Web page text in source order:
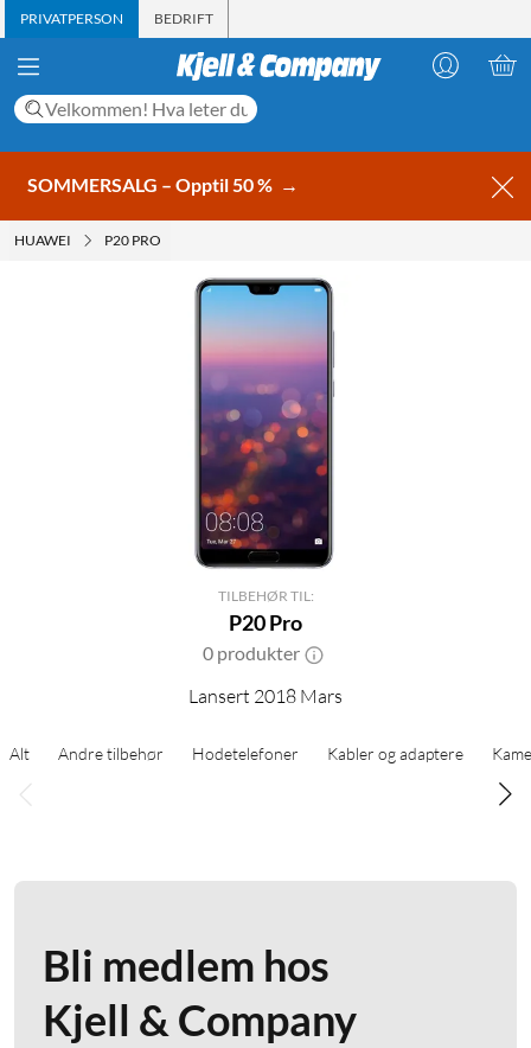
PRIVATPERSON BEDRIFT
SOMMERSALG – Opptil 50 % →
HUAWEI P20 PRO
TILBEHØR TIL:
P20 Pro
0 produkter
Lansert 2018 Mars
Alt Andre tilbehør Hodetelefoner Kabler og adaptere
Bli medlem hos
Kjell & Company